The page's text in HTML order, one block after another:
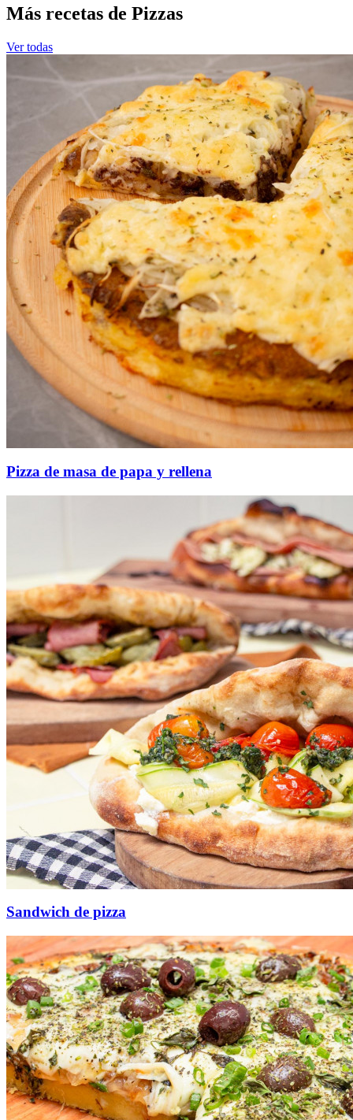
Más recetas de Pizzas
Ver todas
Pizza de masa de papa y rellena
Sandwich de pizza